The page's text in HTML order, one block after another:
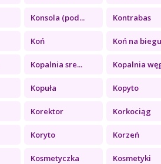
Konsola (pod... Kontrabas
Koń Koń na
Kopalnia sre... Kopalnia
Kopuła Kopyto
Korektor Korkociąg
Koryto Korzeń
Kosmetyczka Kosmetyki